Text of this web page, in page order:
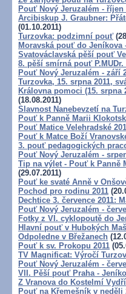
Pouť Nový Jeruzalém - říjen
Arcibiskup J. Graubner:
(01.10.2011)
Turzovka: podzimní pouť
Moravská pouť do Jeníkova
Svatováclavská pěší pouť
8. pěší smírná pouť
Pouť Nový Jeruzalém - září
Turzovka, 15. srpna 2011,
Královna pomoci (15. srpna
(18.08.2011)
Slavnost Nanebevzetí na
Pouť k Panně Marii
Pouť Matice Velehradské
Pouť k Matce Boží
3. pouť pedagogických
Pouť Nový Jeruzalém -
Tip na výlet - Pouť k Panně
(29.07.2011)
Pouť ke svaté Anně v
Pochod pro rodinu 2011
Dechtice 3. července 2011:
Pouť Nový Jeruzalém -
Fotky z VI. cyklopoutě do
Hlavní pouť v Hubokých
Odpoledne v Břežanech
Pouť k sv. Prokopu 2011
TV Magnificat: Výročí
Pouť Nový Jeruzalém -
VII. Pěší pouť Praha -
Z Vranova do Kostelmí
Pouť na Křemešník v neděli